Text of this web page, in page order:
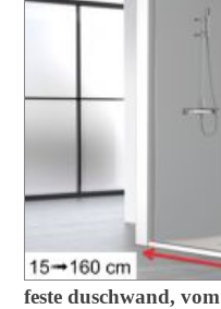
feste duschwand,